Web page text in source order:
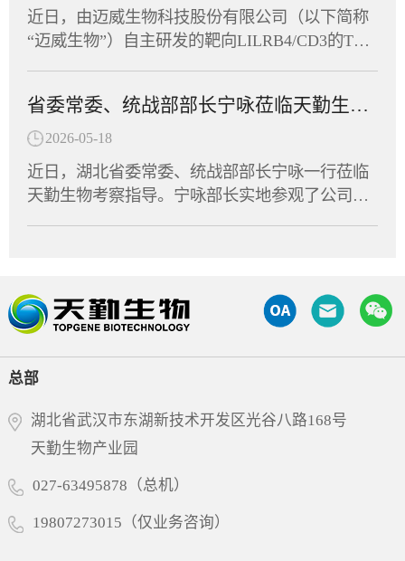
疫耐受状态，实现血清学转换。这意味着，CPU-
YL01有望帮助乙肝患者摆脱长期用药，实...
勤生物健儿们参与了羽毛球、拔河、众星捧月等
竞技项目，展现出非凡的团队默契。队员们齐心
奖”。此次运动会是湖北省民营企业与商协会交流
互动的重要平台，不仅丰富了员工的文体生活，
生物将持续深耕生物医药领域，将体育竞技中的
拼劲与干劲转化为推动企业创新发展的强大动
力，为湖北民营经济高质量发展贡献“天勤力
全资子公司天勤鑫圣（以下称“天勤鑫圣”）为该
项目提供了全套毒理学研究服务，以科学严谨的
设计与高效执行，助力项目零延迟抵达FDA审批
窗口。9MW5211是迈威生物自主研发的高度特异
常免疫细胞介导的关键病理机制进行精准干预。
免疫细胞的异常活化及组织浸润是多种自身免疫
疾病发生发展的核心驱动因素。9MW5211所靶向
症状。经过多轮分子工程优化，9MW5211展现出
优异的靶点选择性，在实现高效阻断的同时，显
著降低了非特异性结合风险，确保其对高表达靶
点蛋白的致病性细胞实现深度清除。其独特...
近日，由迈威生物科技股份有限公司（以下简称
“迈威生物”）自主研发的靶向LILRB4/CD3的TCE
国开展针对急性髓系白血病、慢性粒单核细胞白
血病以及多发性骨髓瘤等血液瘤的临床试验。作
抗，6MW5311的成功申报标志着中国创新药在双
特异性抗体领域再次取得里程碑式突破。天勤生
物全资子公司天勤鑫圣（以下简称“天勤鑫圣”）
循FDA、OECD和NMPA的GLP规范，高质量、高
效率完成了试验，为项目获得FDA许可奠定了扎
全6MW5311基于迈威生物自有的T Cell Engager
构，同时靶向LILRB4和CD3。其独特设计在于引
入空间位阻结构，有效降低了CD3抗体在无肿瘤
肿瘤细胞存在时特异性激活T细胞，从而在增强
抗肿瘤疗效的同时大幅...
省委常委、统战部部长宁咏莅临天勤生物调研指导
2026-05-18
近日，湖北省委常委、统战部部长宁咏一行莅临
天勤生物考察指导。宁咏部长实地参观了公司实
能力表示充分肯定，勉励企业继续扎根湖北，秉
承工匠精神深耕细作，坚定不移地进一步做优做
强。部长指出，民营企业要抢抓当前产业升级的
风口，紧贴市场需求，加快技术迭代与成果转
产业的高质量发展贡献更大力量。多年来，天勤
生物始终专注于药物非临床安全性评价、药效学
与药代动力学研究、生物分析、分子影像检测等
发服务平台，并已赢得国内外众多创新药企的信
总部
湖北省武汉市东湖新技术开发区光谷八路168号
天勤生物产业园
027-63495878（总机）
19807273015（仅业务咨询）